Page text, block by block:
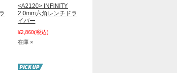
<A2120> INFINITY
2.0mm六角レンチドラ
イバー
¥2,860(税込)
在庫 ×